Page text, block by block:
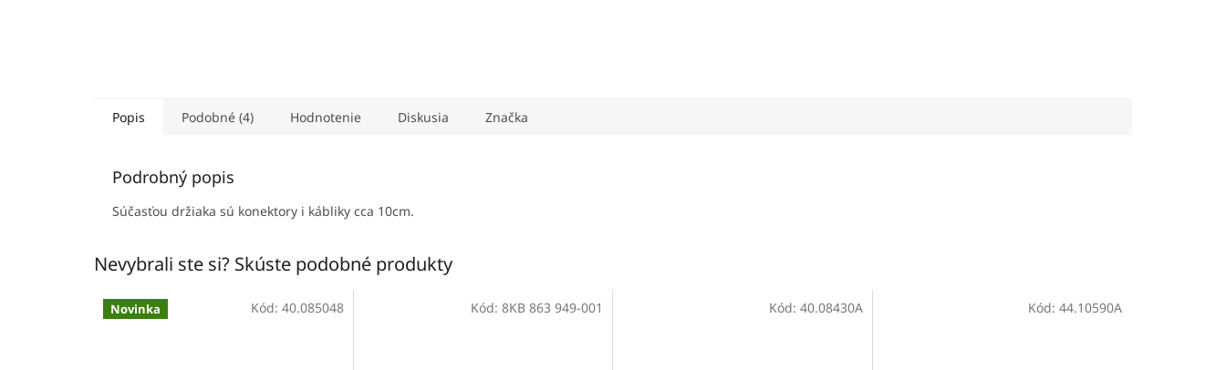
Popis Podobné (4) Hodnotenie Diskusia Značka
Podrobný popis
Súčasťou držiaka sú konektory i kábliky cca 10cm.
Nevybrali ste si? Skúste podobné produkty
Novinka Kód: 40.085048 Kód: 8KB 863 949-001 Kód: 40.08430A Kód: 44.10590A